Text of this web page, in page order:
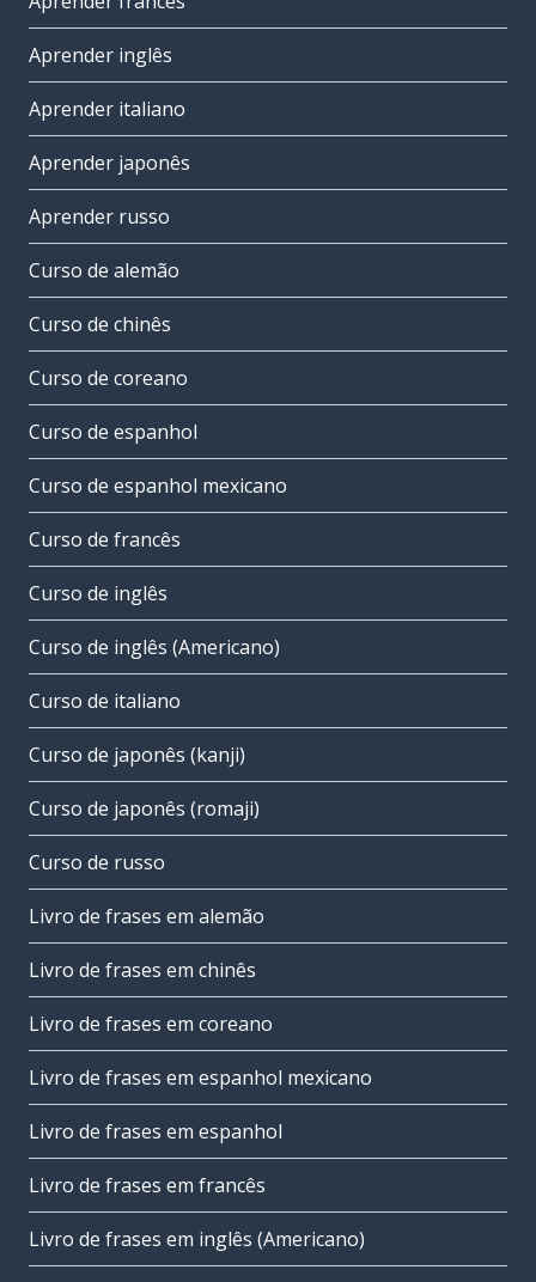
Aprender inglês
Aprender italiano
Aprender japonês
Aprender russo
Curso de alemão
Curso de chinês
Curso de coreano
Curso de espanhol
Curso de espanhol mexicano
Curso de francês
Curso de inglês
Curso de inglês (Americano)
Curso de italiano
Curso de japonês (kanji)
Curso de japonês (romaji)
Curso de russo
Livro de frases em alemão
Livro de frases em chinês
Livro de frases em coreano
Livro de frases em espanhol mexicano
Livro de frases em espanhol
Livro de frases em francês
Livro de frases em inglês (Americano)